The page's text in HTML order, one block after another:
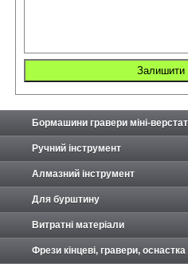
Бормашини гравери міні-
Ручний інструмент
Алмазний інструмент
Для бурштину
Витратні матеріали
Фрези кінцеві, гравери,